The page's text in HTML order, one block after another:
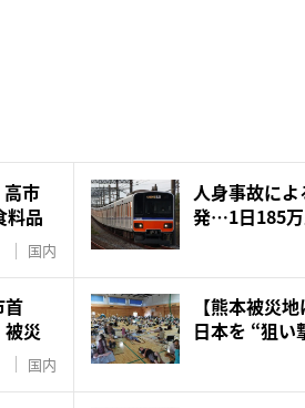
高市
料品
国内
人身事故に
発…1日185
首
災
国内
【熊本被災
日本を “狙